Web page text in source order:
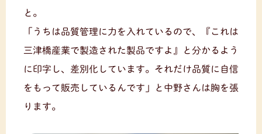
と。
「うちは品質管理に力を入れているので、『これは
三津橋産業で製造された製品ですよ』と分かるよう
に印字し、差別化しています。それだけ品質に自信
をもって販売しているんです」と中野さんは胸を張
ります。